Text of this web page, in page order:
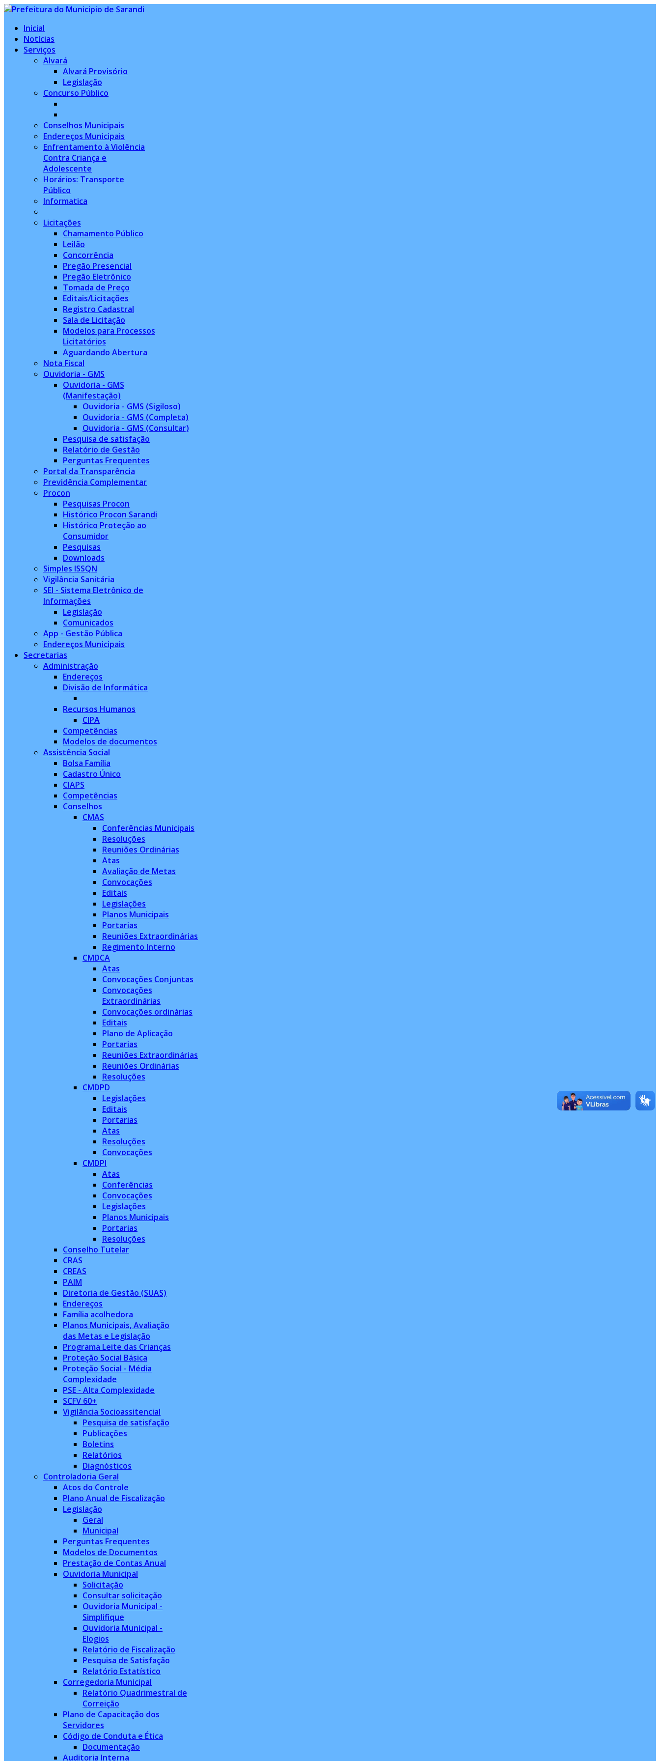
Inicial
Notícias
Serviços
Alvará
Alvará Provisório
Legislação
Concurso Público
Conselhos Municipais
Endereços Municipais
Enfrentamento à Violência
Contra Criança e
Adolescente
Horários: Transporte
Público
Informatica
Licitações
Chamamento Público
Leilão
Concorrência
Pregão Presencial
Pregão Eletrônico
Tomada de Preço
Editais/Licitações
Registro Cadastral
Sala de Licitação
Modelos para Processos
Licitatórios
Aguardando Abertura
Nota Fiscal
Ouvidoria - GMS
Ouvidoria - GMS
(Manifestação)
Ouvidoria - GMS (Sigiloso)
Ouvidoria - GMS (Completa)
Ouvidoria - GMS (Consultar)
Pesquisa de satisfação
Relatório de Gestão
Perguntas Frequentes
Portal da Transparência
Previdência Complementar
Procon
Pesquisas Procon
Histórico Procon Sarandi
Histórico Proteção ao
Consumidor
Pesquisas
Downloads
Simples ISSQN
Vigilância Sanitária
SEI - Sistema Eletrônico de
Informações
Legislação
Comunicados
App - Gestão Pública
Endereços Municipais
Secretarias
Administração
Endereços
Divisão de Informática
Recursos Humanos
CIPA
Competências
Modelos de documentos
Assistência Social
Bolsa Família
Cadastro Único
CIAPS
Competências
Conselhos
CMAS
Conferências Municipais
Resoluções
Reuniões Ordinárias
Atas
Avaliação de Metas
Convocações
Editais
Legislações
Planos Municipais
Portarias
Reuniões Extraordinárias
Regimento Interno
CMDCA
Atas
Convocações Conjuntas
Convocações
Extraordinárias
Convocações ordinárias
Editais
Plano de Aplicação
Portarias
Reuniões Extraordinárias
Reuniões Ordinárias
Resoluções
CMDPD
Legislações
Editais
Portarias
Atas
Resoluções
Convocações
CMDPI
Atas
Conferências
Convocações
Legislações
Planos Municipais
Portarias
Resoluções
Conselho Tutelar
CRAS
CREAS
PAIM
Diretoria de Gestão (SUAS)
Endereços
Família acolhedora
Planos Municipais, Avaliação
das Metas e Legislação
Programa Leite das Crianças
Proteção Social Básica
Proteção Social - Média
Complexidade
PSE - Alta Complexidade
SCFV 60+
Vigilância Socioassitencial
Pesquisa de satisfação
Publicações
Boletins
Relatórios
Diagnósticos
Controladoria Geral
Atos do Controle
Plano Anual de Fiscalização
Legislação
Geral
Municipal
Perguntas Frequentes
Modelos de Documentos
Prestação de Contas Anual
Ouvidoria Municipal
Solicitação
Consultar solicitação
Ouvidoria Municipal -
Simplifique
Ouvidoria Municipal -
Elogios
Relatório de Fiscalização
Pesquisa de Satisfação
Relatório Estatístico
Corregedoria Municipal
Relatório Quadrimestral de
Correição
Plano de Capacitação dos
Servidores
Código de Conduta e Ética
Documentação
Auditoria Interna